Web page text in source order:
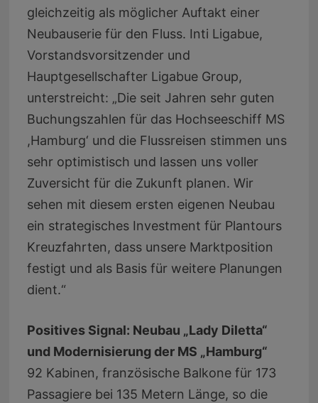
gleichzeitig als möglicher Auftakt einer
Neubauserie für den Fluss. Inti Ligabue,
Vorstandsvorsitzender und
Hauptgesellschafter Ligabue Group,
unterstreicht: „Die seit Jahren sehr guten
Buchungszahlen für das Hochseeschiff MS
,Hamburg‘ und die Flussreisen stimmen uns
sehr optimistisch und lassen uns voller
Zuversicht für die Zukunft planen. Wir
sehen mit diesem ersten eigenen Neubau
ein strategisches Investment für Plantours
Kreuzfahrten, dass unsere Marktposition
festigt und als Basis für weitere Planungen
dient.“
Positives Signal: Neubau „Lady Diletta“
und Modernisierung der MS „Hamburg“
92 Kabinen, französische Balkone für 173
Passagiere bei 135 Metern Länge, so die